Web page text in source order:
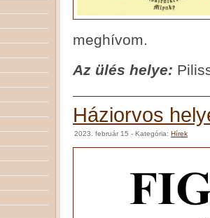
meghívom.
Az ülés helye:
Háziorvos
2023. február 15 - Kategória: Hírek